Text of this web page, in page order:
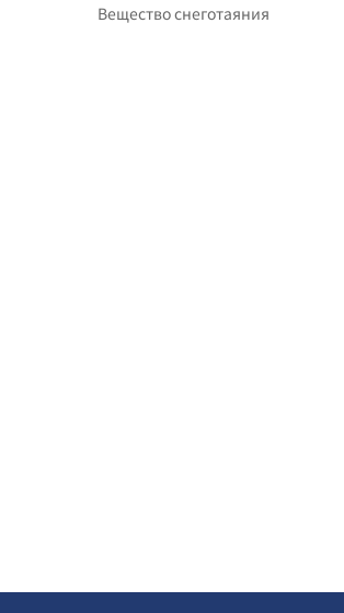
Вещество снеготаяния